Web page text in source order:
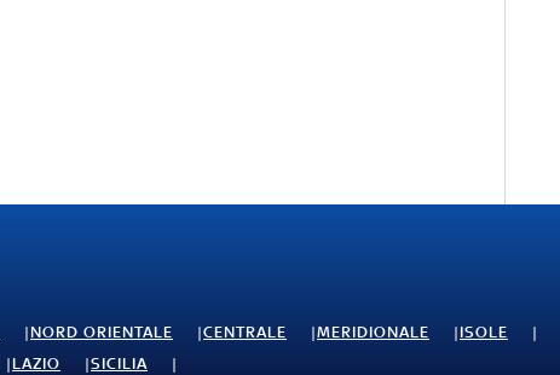
NORD ORIENTALE CENTRALE MERIDIONALE
ISOLE
LAZIO
SICILIA